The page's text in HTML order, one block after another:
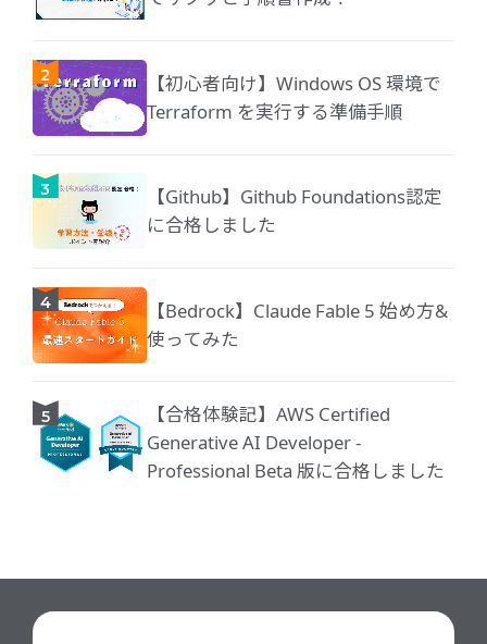
【初心者向け】Windows OS 環境で
Terraform を実行する準備手順
【Github】Github Foundations認定
に合格しました
【Bedrock】Claude Fable 5 始め方&
使ってみた
【合格体験記】AWS Certified
Generative AI Developer -
Professional Beta 版に合格しました